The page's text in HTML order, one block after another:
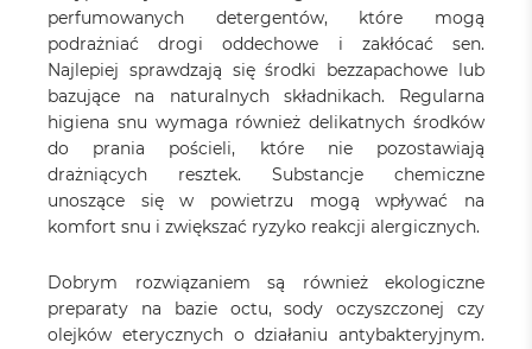
perfumowanych detergentów, które mogą
podrażniać drogi oddechowe i zakłócać sen.
Najlepiej sprawdzają się środki bezzapachowe lub
bazujące na naturalnych składnikach. Regularna
higiena snu wymaga również delikatnych środków
do prania pościeli, które nie pozostawiają
drażniących resztek. Substancje chemiczne
unoszące się w powietrzu mogą wpływać na
komfort snu i zwiększać ryzyko reakcji alergicznych.
Dobrym rozwiązaniem są również ekologiczne
preparaty na bazie octu, sody oczyszczonej czy
olejków eterycznych o działaniu antybakteryjnym.